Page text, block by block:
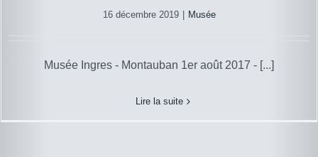
16 décembre 2019 Musée
Musée Ingres - Montauban 1er août 2017 - [...]
Lire la suite